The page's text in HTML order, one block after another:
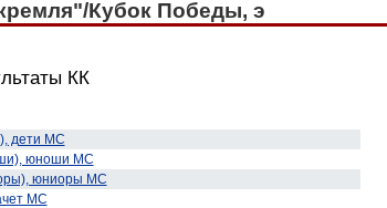
Кубок Победы, э
КК
дети МС
юноши МС
юниоры МС
МС